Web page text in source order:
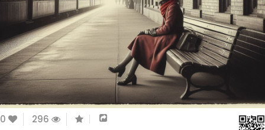
0 296